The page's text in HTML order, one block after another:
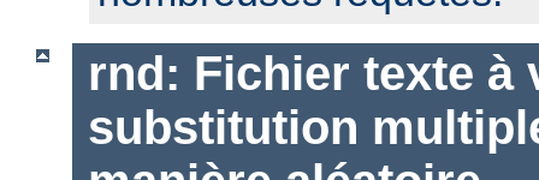
rnd: Fichier texte à
substitution